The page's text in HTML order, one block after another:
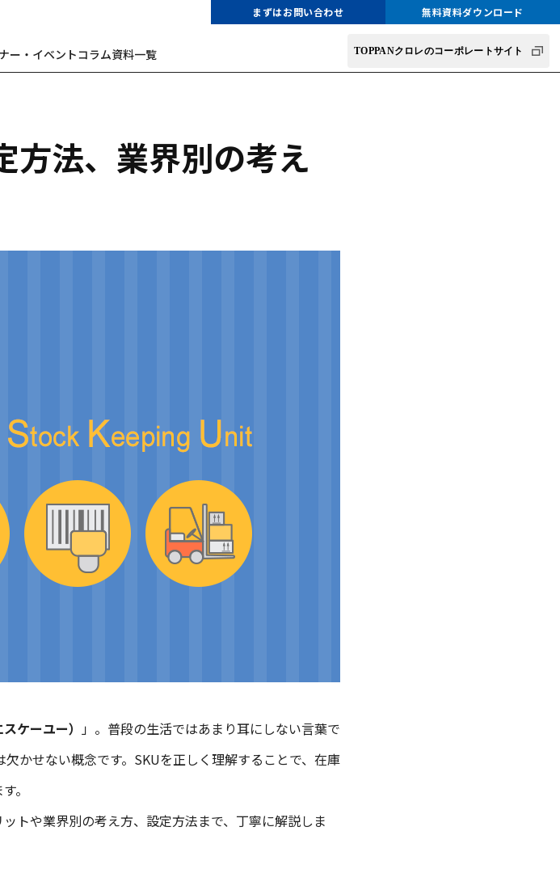
ー・イベントコラム資料一覧
まずはお問い合わせ 無料資料ダウンロード
TOPPANクロレのコーポレートサイト
方法、業界別の考え
ケーユー） 」。普段の生活ではあまり耳にしない言葉で
かせない概念です。SKUを正しく理解することで、在庫
。
トや業界別の考え方、設定方法まで、丁寧に解説しま